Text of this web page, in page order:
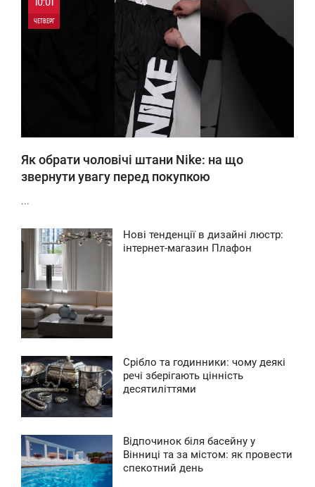
ЧЕТВЕРГ
Як обрати чоловічі штани Nike: на що
звернути увагу перед покупкою
...
Нові тенденції в дизайні люстр:
інтернет-магазин Плафон
Срібло та годинники: чому деякі
речі зберігають цінність
десятиліттями
Відпочинок біля басейну у
Вінниці та за містом: як провести
спекотний день